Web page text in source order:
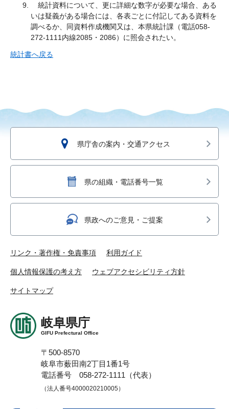
統計資料について、更に詳細な数字が必要な場合、ある
いは疑義がある場合には、各表ごとに付記してある資料を
調べるか、同資料作成機関又は、本県統計課（電話058-
272-1111内線2085・2086）に照会されたい。
統計書へ戻る
県庁舎の案内・交通アクセス
県の組織・電話番号一覧
県政へのご意見・ご提案
リンク・著作権・免責事項 利用ガイド
個人情報保護の考え方 ウェブアクセシビリティ方針
サイトマップ
岐阜県庁
GIFU Prefectural Office
〒500-8570
岐阜市薮田南2丁目1番1号
電話番号 058-272-1111（代表）
（法人番号4000020210005）